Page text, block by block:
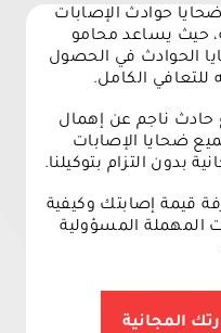
حوادث الإصابات
حيث يساعد محامو
الحوادث في الحصول
للتعافي الكامل.
حادث ناجم عن إهمال
ضحايا الإصابات
بدون التزام بتوكيلنا.
قيمة إصابتك وكيفية
المهملة المسؤولية
المجانية